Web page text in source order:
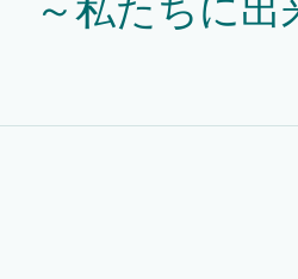
～私たちに出